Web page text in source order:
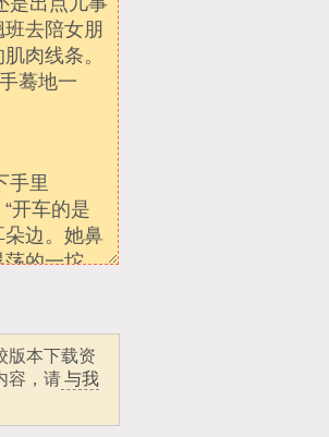
版本下载资
容，请与我